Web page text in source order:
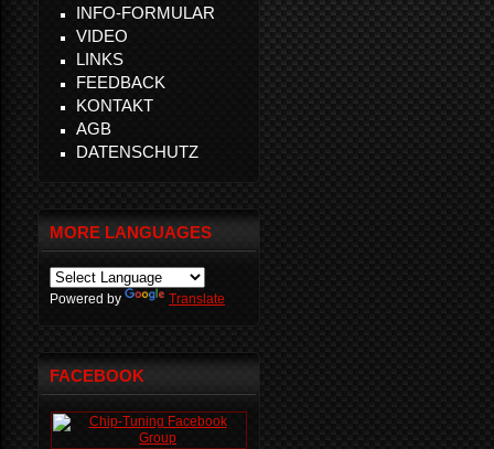
INFO-FORMULAR
VIDEO
LINKS
FEEDBACK
KONTAKT
AGB
DATENSCHUTZ
MORE LANGUAGES
Powered by Translate
FACEBOOK